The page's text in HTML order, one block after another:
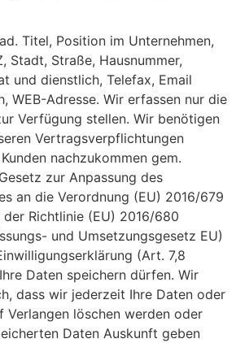
Titel, Position im Unternehmen,
Stadt, Straße, Hausnummer,
und dienstlich, Telefax, Email
WEB-Adresse. Wir erfassen nur die
Verfügung stellen. Wir benötigen
Vertragsverpflichtungen
nachzukommen gem.
zur Anpassung des
an die Verordnung (EU) 2016/679
Richtlinie (EU) 2016/680
und Umsetzungsgesetz EU)
(Art. 7,8
Daten speichern dürfen. Wir
dass wir jederzeit Ihre Daten oder
Verlangen löschen werden oder
Daten Auskunft geben